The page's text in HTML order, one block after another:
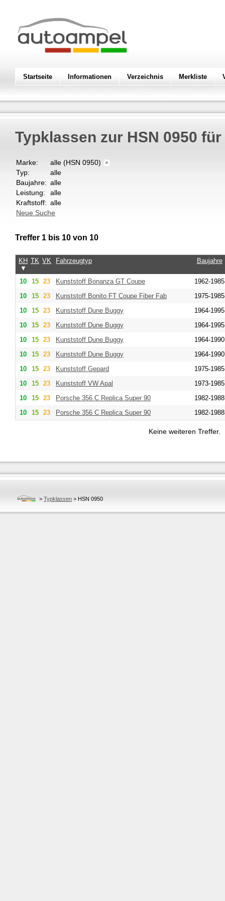
Startseite Informationen Verzeichnis Merkliste
Typklassen zur HSN 0950 für
Marke: alle (HSN 0950) ×
Typ:
alle
Baujahre: alle
Leistung:
alle
Kraftstoff: alle
Neue Suche
Treffer 1 bis 10 von 10
KH
▼
TK VK Fahrzeugtyp Baujahre
10 15 23 Kunststoff Bonanza GT Coupe
1962-1985
10
15 23 Kunststoff Bonito FT Coupe Fiber Fab
1975-1985
10
15 23 Kunststoff Dune Buggy
1964-1995
10
15 23 Kunststoff Dune Buggy
1964-1995
10
15 23 Kunststoff Dune Buggy
1964-1990
10
15 23 Kunststoff Dune Buggy
1964-1990
10
15 23 Kunststoff Gepard
1975-1985
10
15 23 Kunststoff VW Apal
1973-1985
10
15 23 Porsche 356 C Replica Super 90
1982-1988
10
15 23 Porsche 356 C Replica Super 90 1982-1988
Keine weiteren Treffer.
> Typklassen > HSN 0950